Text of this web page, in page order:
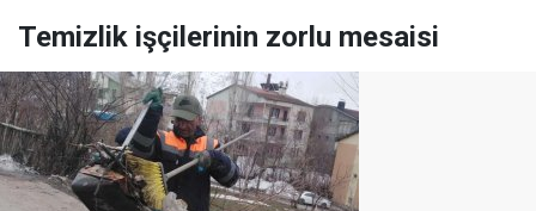
Temizlik işçilerinin zorlu mesaisi